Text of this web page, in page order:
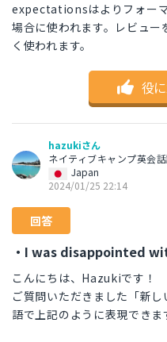
expectationsはよりフォー
場合に使われます。レビュ
く使われます。
役
hazukiさん
ネイティブキャンプ英会
Japan
2024/01/25 22:14
回答
・I was disappointed
こんにちは、Hazukiです！
ご質問いただきました「新
語で上記のように表現できま